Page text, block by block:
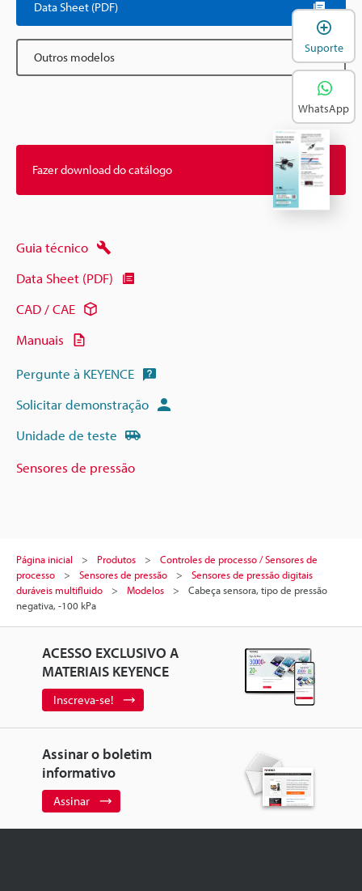
Data Sheet (PDF)
Outros modelos
Fazer download do catálogo
Guia técnico
Data Sheet (PDF)
CAD / CAE
Manuais
Pergunte à KEYENCE
Solicitar demonstração
Unidade de teste
Sensores de pressão
Página inicial Produtos
Controles de processo / Sensores de
processo
Sensores de pressão
Sensores de pressão digitais
duráveis multifluido
Modelos
Cabeça sensora, tipo de pressão
negativa, -100 kPa
ACESSO EXCLUSIVO A
MATERIAIS KEYENCE
Inscreva-se!
Assinar o boletim
informativo
Assinar
Suporte
WhatsApp